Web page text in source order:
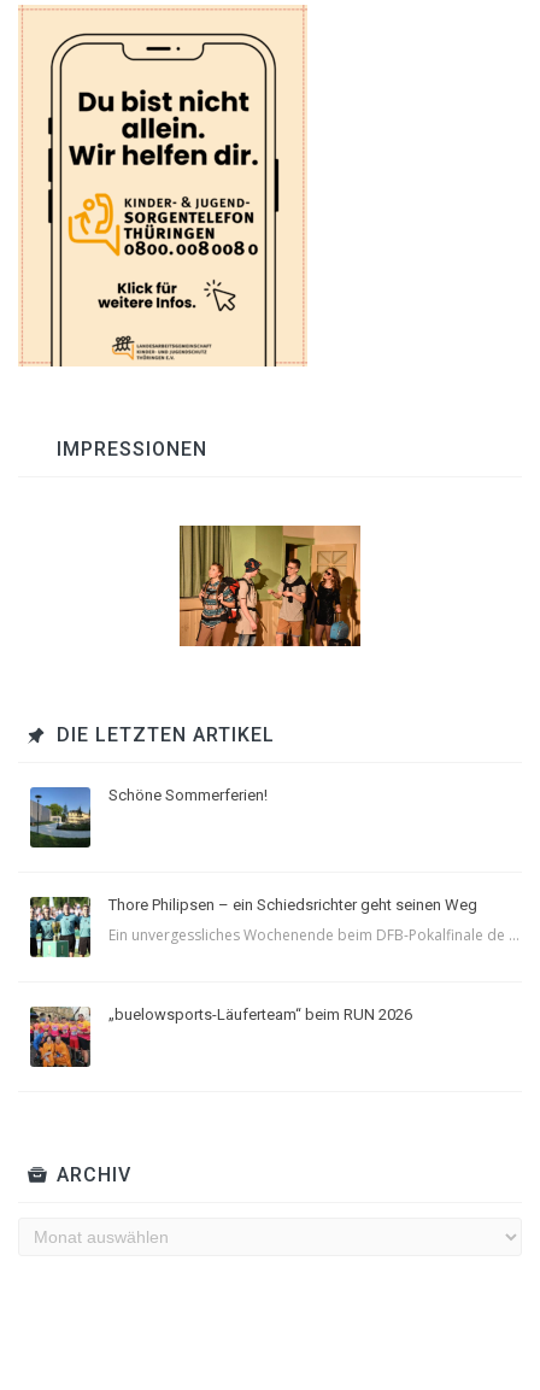
IMPRESSIONEN
DIE LETZTEN ARTIKEL
Schöne Sommerferien!
Thore Philipsen – ein Schiedsrichter geht seinen Weg
Ein unvergessliches Wochenende beim DFB-Pokalfinale de ...
„buelowsports-Läuferteam“ beim RUN 2026
ARCHIV
Archiv